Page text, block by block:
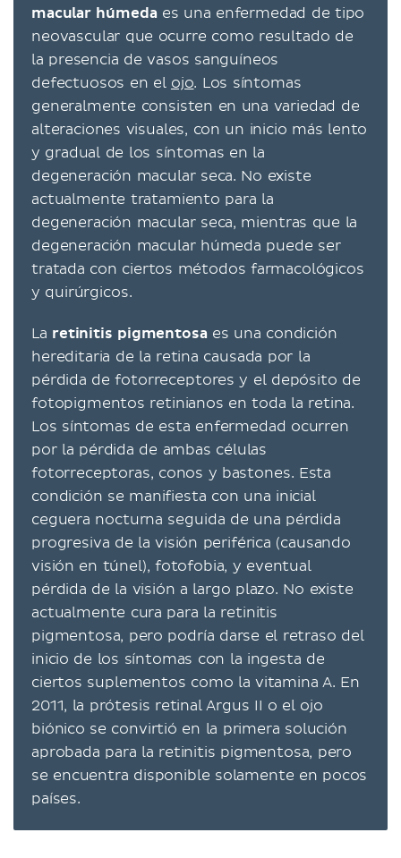
macular húmedaes una enfermedad de tipo
neovascular que ocurre como resultado de
la presencia de vasos sanguíneos
defectuosos en el ojo. Los síntomas
generalmente consisten en una variedad de
alteraciones visuales, con un inicio más lento
y gradual de los síntomas en la
degeneración macular seca. No existe
actualmente tratamiento para la
degeneración macular seca, mientras que la
degeneración macular húmeda puede ser
tratada con ciertos métodos farmacológicos
y quirúrgicos.
La retinitis pigmentosaes una condición
hereditaria de la retina causada por la
pérdida de fotorreceptores y el depósito de
fotopigmentos retinianos en toda la retina.
Los síntomas de esta enfermedad ocurren
por la pérdida de ambas células
fotorreceptoras, conos y bastones. Esta
condición se manifiesta con una inicial
ceguera nocturna seguida de una pérdida
progresiva de la visión periférica (causando
visión en túnel), fotofobia, y eventual
pérdida de la visión a largo plazo. No existe
actualmente cura para la retinitis
pigmentosa, pero podría darse el retraso del
inicio de los síntomas con la ingesta de
ciertos suplementos como la vitamina A. En
2011, la prótesis retinal Argus II o el ojo
biónico se convirtió en la primera solución
aprobada para la retinitis pigmentosa, pero
se encuentra disponible solamente en pocos
países.